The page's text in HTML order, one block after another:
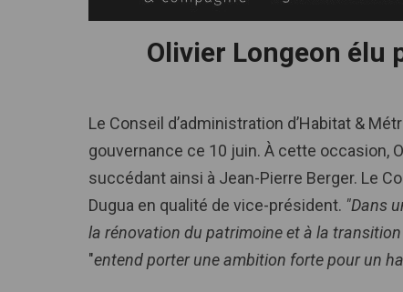
Olivier Longeon élu
Le Conseil d’administration d’Habitat &
gouvernance ce 10 juin. À cette occasion,
succédant ainsi à Jean-Pierre Berger. Le
Dugua en qualité de vice-président. "Dans
la rénovation du patrimoine et à la
"entend porter une ambition forte pour un